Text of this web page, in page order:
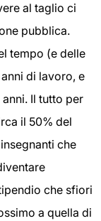
al taglio ci
pubblica.
tempo (e delle
di lavoro, e
Il tutto per
il 50% del
che
che sfiori
a quella di